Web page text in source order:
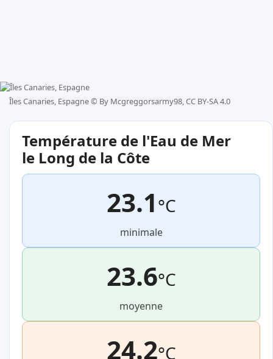
Îles Canaries, Espagne © By Mcgreggorsarmy98, CC BY-SA 4.0
Température de l'Eau de Mer
le Long de la Côte
23.1°C
minimale
23.6°C
moyenne
24.2°C